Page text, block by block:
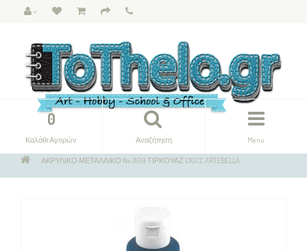
Menu
Αναζήτηση
0
Καλάθι Αγορών
ΑΚΡΥΛΙΚΟ ΜΕΤΑΛΛΙΚΟ No 3109 ΤΙΡΚΟΥΑΖ 130CC ARTEBELLA